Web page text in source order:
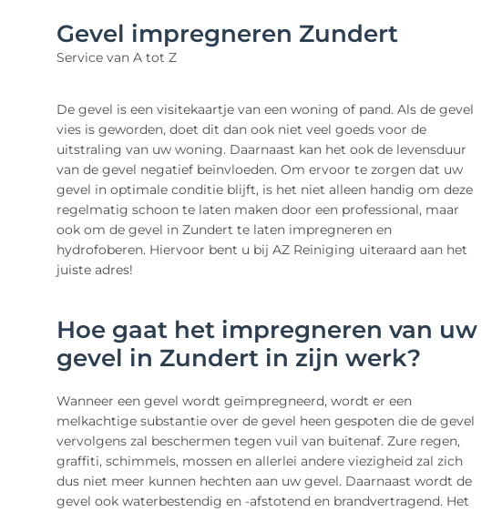
Gevel impregneren Zundert
Service van A tot Z
De gevel is een visitekaartje van een woning of pand. Als de gevel
vies is geworden, doet dit dan ook niet veel goeds voor de
uitstraling van uw woning. Daarnaast kan het ook de levensduur
van de gevel negatief beïnvloeden. Om ervoor te zorgen dat uw
gevel in optimale conditie blijft, is het niet alleen handig om deze
regelmatig schoon te laten maken door een professional, maar
ook om de gevel in Zundert te laten impregneren en
hydrofoberen. Hiervoor bent u bij AZ Reiniging uiteraard aan het
juiste adres!
Hoe gaat het impregneren van uw
gevel in Zundert in zijn werk?
Wanneer een gevel wordt geïmpregneerd, wordt er een
melkachtige substantie over de gevel heen gespoten die de gevel
vervolgens zal beschermen tegen vuil van buitenaf. Zure regen,
graffiti, schimmels, mossen en allerlei andere viezigheid zal zich
dus niet meer kunnen hechten aan uw gevel. Daarnaast wordt de
gevel ook waterbestendig en -afstotend en brandvertragend. Het